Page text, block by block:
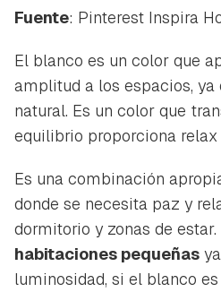
Fuente: Pinterest Inspira
El blanco es un color que
amplitud a los espacios,
natural. Es un color que
equilibrio proporciona relax
Es una combinación
donde se necesita paz y
dormitorio y zonas de estar.
habitaciones pequeñas
luminosidad, si el blanco